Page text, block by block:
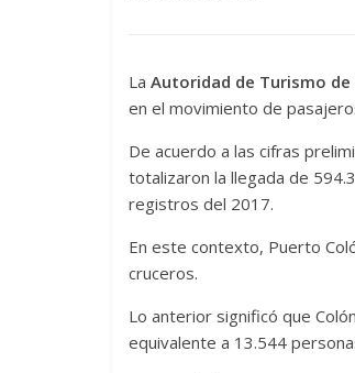
La Autoridad de Turismo de
en el movimiento de
De acuerdo a las cifras
totalizaron la llegada de
registros del 2017.
En este contexto, Puerto
cruceros.
Lo anterior significó que
equivalente a 13.544